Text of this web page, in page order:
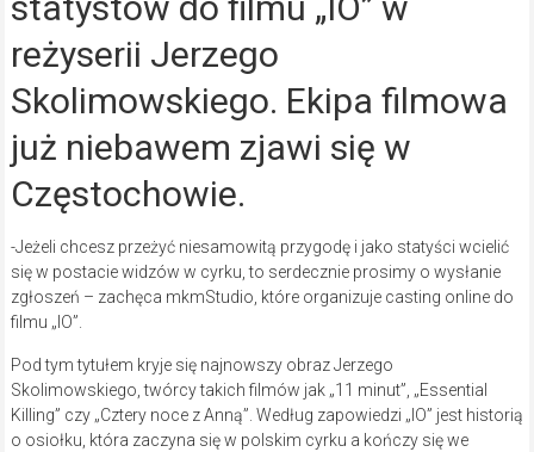
reżyserii Jerzego
Skolimowskiego. Ekipa filmowa
już niebawem zjawi się w
Częstochowie.
-Jeżeli chcesz przeżyć niesamowitą przygodę i jako statyści wcielić
się w postacie widzów w cyrku, to serdecznie prosimy o wysłanie
zgłoszeń – zachęca mkmStudio, które organizuje casting online do
filmu „IO”.
Pod tym tytułem kryje się najnowszy obraz Jerzego
Skolimowskiego, twórcy takich filmów jak „11 minut”, „Essential
Killing” czy „Cztery noce z Anną”. Według zapowiedzi „IO” jest historią
o osiołku, która zaczyna się w polskim cyrku a kończy się we